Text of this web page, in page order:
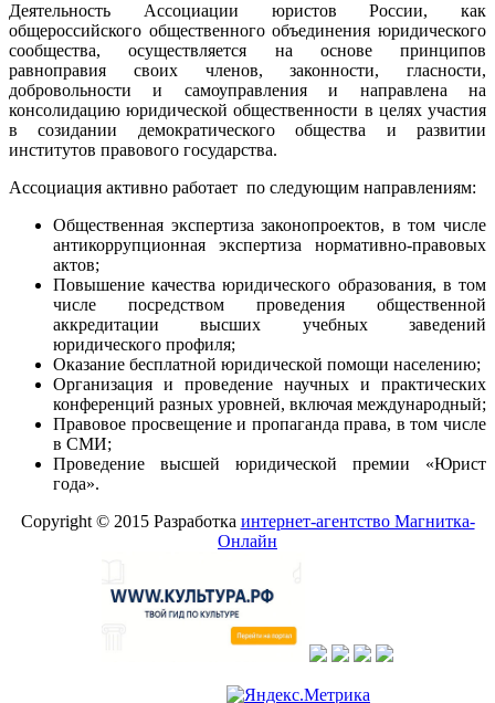
Деятельность Ассоциации юристов России, как
общероссийского общественного объединения юридического
сообщества, осуществляется на основе принципов
равноправия своих членов, законности, гласности,
добровольности и самоуправления и направлена на
консолидацию юридической общественности в целях участия
в созидании демократического общества и развитии
институтов правового государства.
Ассоциация активно работает по следующим направлениям:
Общественная экспертиза законопроектов, в том числе
антикоррупционная экспертиза нормативно-правовых
актов;
Повышение качества юридического образования, в том
числе посредством проведения общественной
аккредитации высших учебных заведений
юридического профиля;
Оказание бесплатной юридической помощи населению;
Организация и проведение научных и практических
конференций разных уровней, включая международный;
Правовое просвещение и пропаганда права, в том числе
в СМИ;
Проведение высшей юридической премии «Юрист
года».
Copyright © 2015 Разработка интернет-агентство Магнитка-
Онлайн